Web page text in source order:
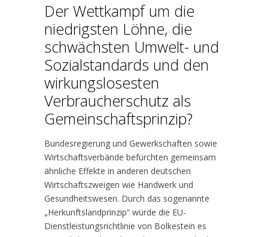
Der Wettkampf um die
niedrigsten Löhne, die
schwächsten Umwelt- und
Sozialstandards und den
wirkungslosesten
Verbraucherschutz als
Gemeinschaftsprinzip?
Bundesregierung und Gewerkschaften sowie
Wirtschaftsverbände befürchten gemeinsam
ähnliche Effekte in anderen deutschen
Wirtschaftszweigen wie Handwerk und
Gesundheitswesen. Durch das sogenannte
„Herkunftslandprinzip“ würde die EU-
Dienstleistungsrichtlinie von Bolkestein es